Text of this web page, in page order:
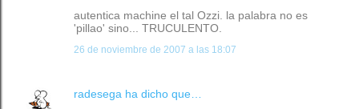
autentica machine el tal Ozzi. la palabra no es
'pillao' sino... TRUCULENTO.
26 de noviembre de 2007 a las 18:07
radesega ha dicho que…